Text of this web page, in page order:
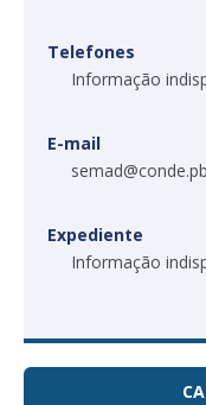
Telefones
Informação
E-mail
Expediente
Informação